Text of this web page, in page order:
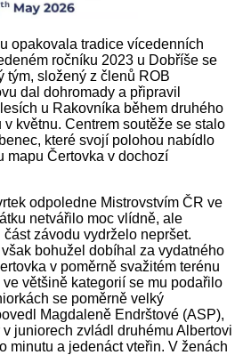
opakovala tradice vícedenních
ročníku 2023 u Dobříše se
tým, složený z členů ROB
dal dohromady a připravil
u Rakovníka během druhého
květnu. Centrem soutěže se stalo
které svojí polohou nabídlo
mapu Čertovka v dochozí
odpoledne Mistrovstvím ČR ve
netvářilo moc vlídně, ale
závodu vydrželo nepršet.
bohužel dobíhal za vydatného
v poměrně svažitém terénu
většině kategorií se mu podařilo
se poměrně velký
Magdaleně Endrštové (ASP),
juniorech zvládl druhému Albertovi
minutu a jedenáct vteřin. V ženách